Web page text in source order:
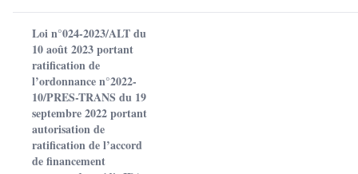
Loi n°024-2023/ALT du
10 août 2023 portant
ratification de
l’ordonnance n°2022-
10/PRES-TRANS du 19
septembre 2022 portant
autorisation de
ratification de l’accord
de financement